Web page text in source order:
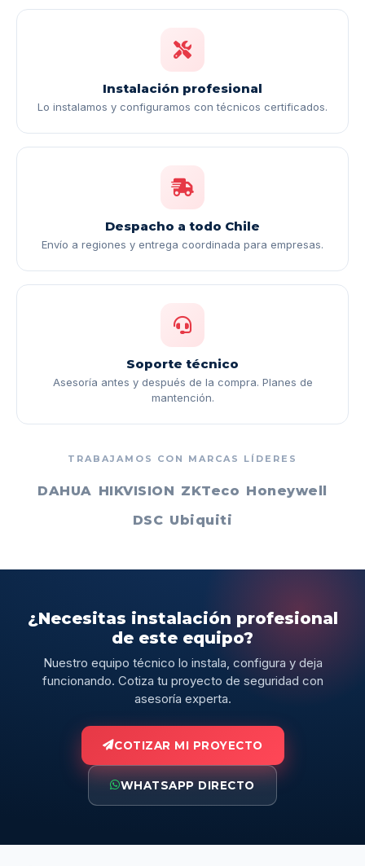
Instalación profesional
Lo instalamos y configuramos con técnicos certificados.
Despacho a todo Chile
Envío a regiones y entrega coordinada para empresas.
Soporte técnico
Asesoría antes y después de la compra. Planes de
mantención.
TRABAJAMOS CON MARCAS LÍDERES
DAHUA HIKVISION ZKTeco Honeywell
DSC Ubiquiti
¿Necesitas instalación profesional
de este equipo?
Nuestro equipo técnico lo instala, configura y deja
funcionando. Cotiza tu proyecto de seguridad con
asesoría experta.
COTIZAR MI PROYECTO
WHATSAPP DIRECTO